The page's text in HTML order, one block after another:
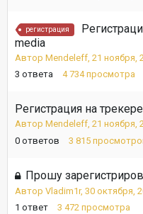
регистрация
media
Автор Mendeleff, 21 ноября,
3 ответа 4 734 просмотра
Регистрация на
Автор Mendeleff, 21 ноября,
0 ответов 3 815
Прошу
Автор Vladim1r, 30 октября,
1 ответ 3 472 просмотра